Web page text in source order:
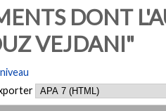
DONT
VEJDANI"